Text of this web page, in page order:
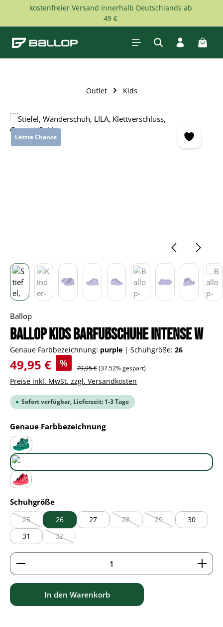
Zum Hauptinhalt springen
kostenfreier Versand innerhalb Deutschlands ab
49 €
Outlet Kids
Bildergalerie überspringen
Letzte Chance
Ballop
BALLOP Kids Barfußschuhe Intense W
Genaue Farbbezeichnung: purple | Schuhgröße: 26
Verkaufspreis:
49,95 € % Regulärer Preis:
79,95 €(37.52% gespart)
Preise inkl. MwSt. zzgl. Versandkosten
Sofort verfügbar, Lieferzeit: 1-3 Tage
Genaue Farbbezeichnungauswählen
green
purple
red
Schuhgrößeauswählen
25
(Diese Option ist zurzeit nicht verfügbar.)
26 27 28
(Diese Option ist zurzeit nicht
29
(Diese Option ist
30
31
32
(Diese Option ist zurzeit nicht verfügbar.)
Produkt Anzahl: Gib den gewünschten Wert ein
In den Warenkorb